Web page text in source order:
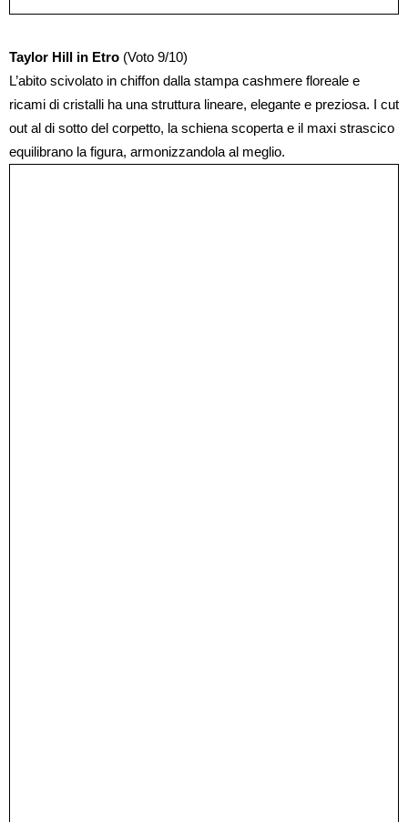
Taylor Hill in Etro (Voto 9/10)
L’abito scivolato in chiffon dalla stampa cashmere floreale e
ricami di cristalli ha una struttura lineare, elegante e preziosa. I cut
out al di sotto del corpetto, la schiena scoperta e il maxi strascico
equilibrano la figura, armonizzandola al meglio.